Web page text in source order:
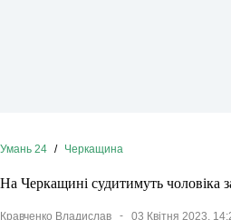
Умань 24 / Черкащина
На Черкащині судитимуть чоловіка
Кравченко Владислав 03 Квітня 2023,